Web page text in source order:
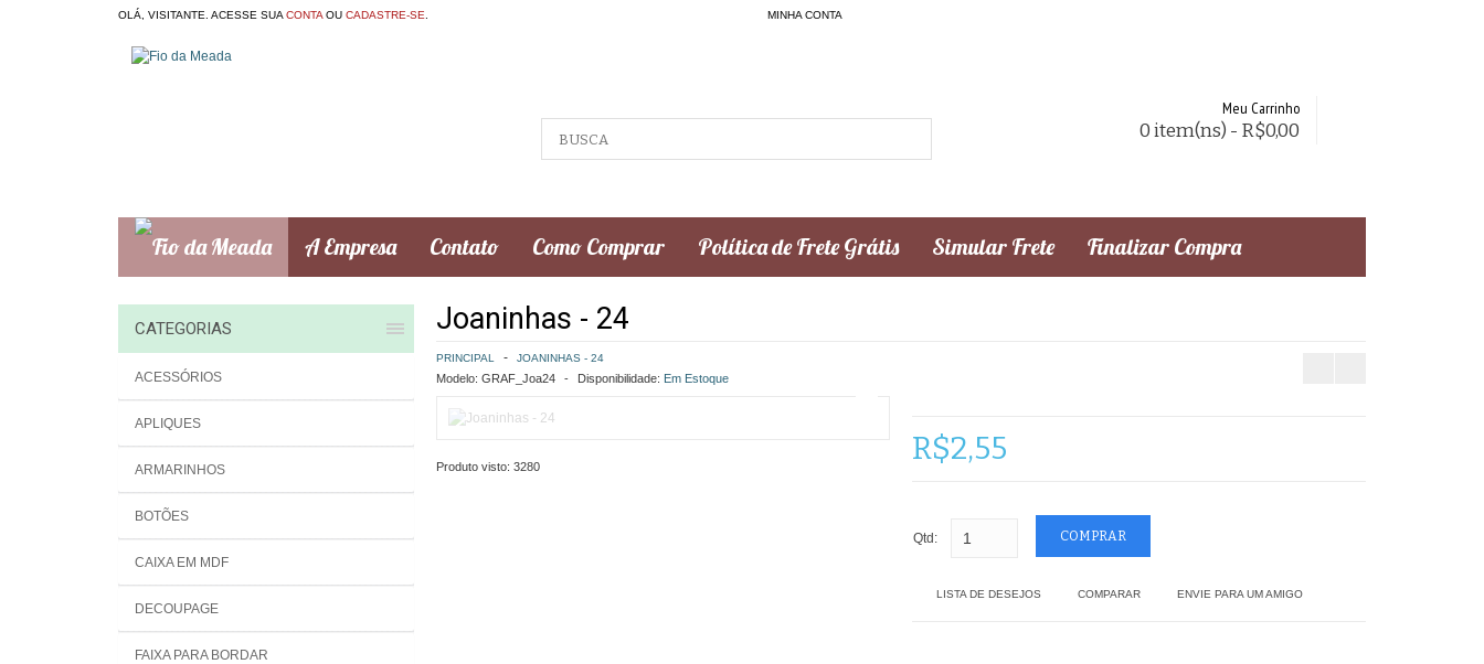
OLÁ, VISITANTE. ACESSE SUA CONTA OU CADASTRE-SE MINHA CONTA
Meu Carrinho
0 item(ns) - R$0,00
A Empresa Contato Como Comprar Política de Frete Grátis Simular Frete Finalizar Compra
CATEGORIAS
ACESSÓRIOS
APLIQUES
ARMARINHOS
BOTÕES
CAIXA EM MDF
DECOUPAGE
FAIXA PARA BORDAR
Joaninhas - 24
PRINCIPAL JOANINHAS - 24
Modelo: GRAF_Joa24 Disponibilidade: Em Estoque
Produto visto: 3280 R$2,55
Qtd:
LISTA DE DESEJOS COMPARAR ENVIE PARA UM AMIGO